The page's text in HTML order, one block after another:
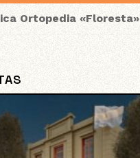
Ortopedia «Floresta»